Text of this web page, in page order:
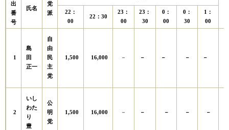
出
番
号
氏名
党
派
22：
00
22：30
23：
00
23：
30
0：
00
0：
30
1：
00
1
島
田
正一
自
由
民
主
党
1,500 16,000 － － － － －
2
いし
わた
り
豊
公
明
党
1,500 16,000 － － － － －